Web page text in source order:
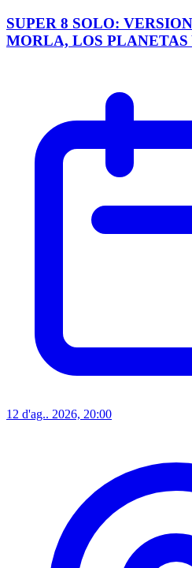
SUPER 8 SOLO:
MORLA, LOS PLANETAS
12 d'ag.. 2026, 20:00